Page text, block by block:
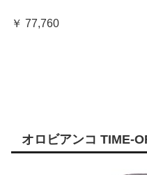
￥ 77,760
オロビアンコ TIME-